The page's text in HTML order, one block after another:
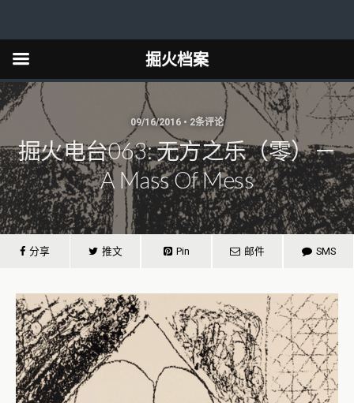
09/16/2016 • 2条评论
掘火电台063: 无方之乐（零）－
A Mass Of Mess
分享 推文 Pin 邮件 SMS
掘火档案